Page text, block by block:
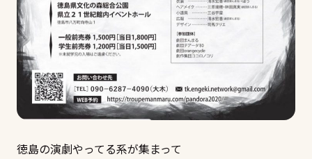
徳島の演劇やってる系が集まって